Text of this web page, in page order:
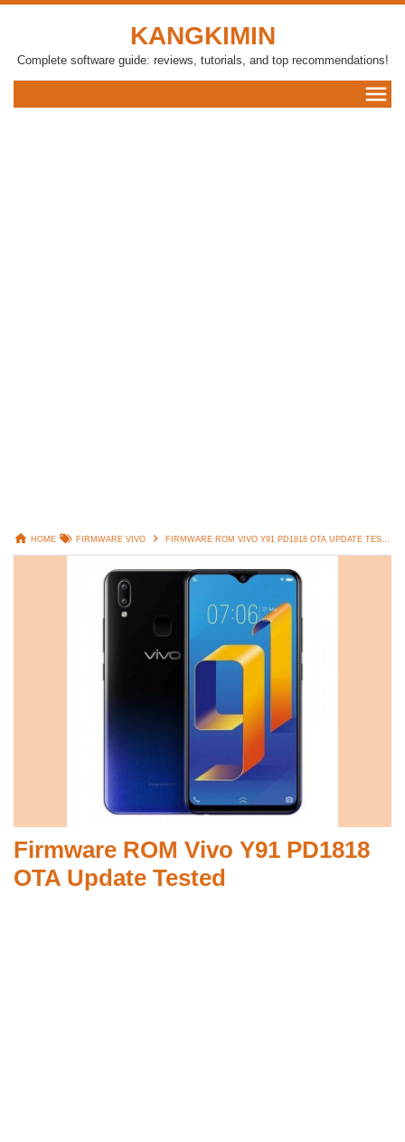
KANGKIMIN
Complete software guide: reviews, tutorials, and top recommendations!
HOME FIRMWARE VIVO FIRMWARE ROM VIVO Y91 PD1818 OTA UPDATE TESTED
Firmware ROM Vivo Y91 PD1818
OTA Update Tested